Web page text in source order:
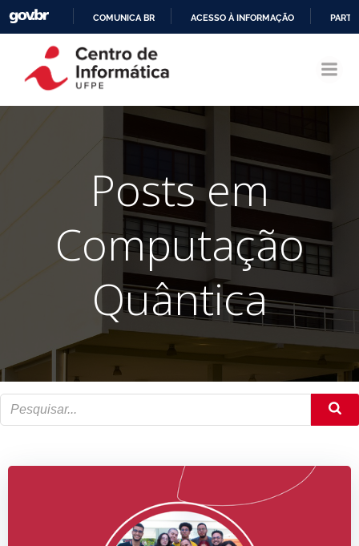
CONTEÚDO
COMUNICA BR ACESSO À INFORMAÇÃO
Posts em
Computação
Quântica